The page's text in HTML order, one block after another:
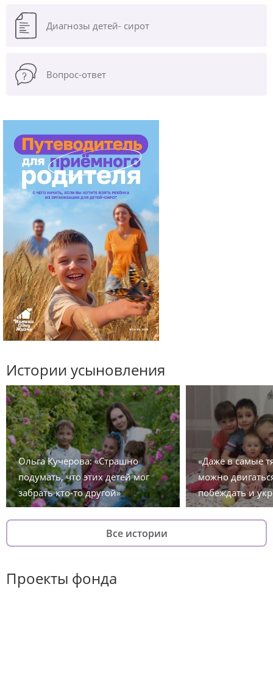
Диагнозы детей- сирот
Вопрос-ответ
Истории усыновления
Ольга Кучерова: «Страшно
подумать, что этих детей мог
забрать кто-то другой»
«Даже в самые
можно
побеждать и
Все истории
Проекты фонда